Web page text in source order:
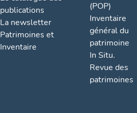
publications
La newsletter
Patrimoines et
Inventaire
(POP)
Inventaire
général du
patrimoine
In Situ.
Revue des
patrimoines